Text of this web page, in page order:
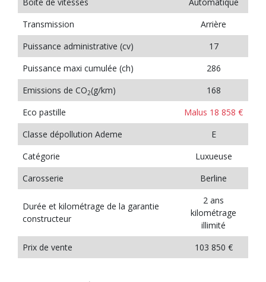
Transmission
Arrière
Puissance administrative (cv)
17
Puissance maxi cumulée (ch)
286
Emissions de CO2(g/km)
168
Eco pastille
Malus 18 858 €
Classe dépollution Ademe
E
Catégorie
Luxueuse
Carosserie
Berline
Durée et kilométrage de la garantie
constructeur
2 ans
kilométrage
illimité
Prix de vente
103 850 €